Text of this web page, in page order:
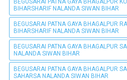
BIHARSHARIF NALANDA SIWAN BIHAR
BEGUSARAI PATNA GAYA BHAGALPUR
BIHARSHARIF NALANDA SIWAN BIHAR
BEGUSARAI PATNA GAYA BHAGALPUR
NALANDA SIWAN BIHAR
BEGUSARAI PATNA GAYA BHAGALPUR
SAHARSA NALANDA SIWAN BIHAR